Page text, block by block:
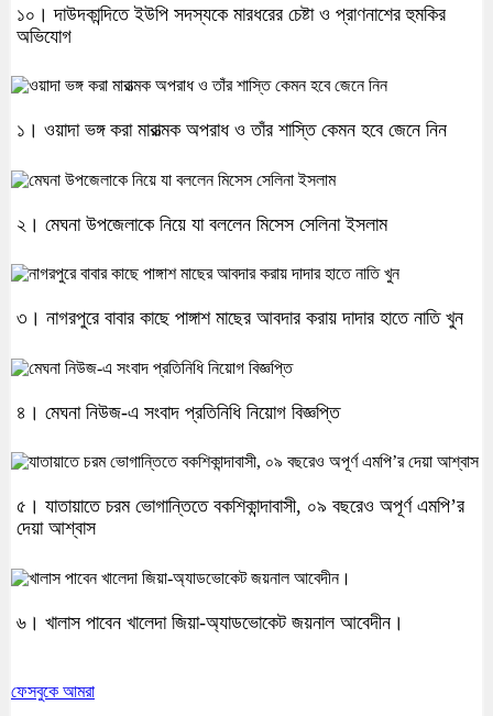
১০। দাউদকান্দিতে ইউপি সদস্যকে মারধরের চেষ্টা ও প্রাণনাশের হুমকির
অভিযোগ
১। ওয়াদা ভঙ্গ করা মারাত্মক অপরাধ ও তাঁর শাস্তি কেমন হবে জেনে নিন
২। মেঘনা উপজেলাকে নিয়ে যা বললেন মিসেস সেলিনা ইসলাম
৩। নাগরপুরে বাবার কাছে পাঙ্গাশ মাছের আবদার করায় দাদার হাতে নাতি খুন
৪। মেঘনা নিউজ-এ সংবাদ প্রতিনিধি নিয়োগ বিজ্ঞপ্তি
৫। যাতায়াতে চরম ভোগান্তিতে বকশিকান্দাবাসী, ০৯ বছরেও অপূর্ণ এমপি’র
দেয়া আশ্বাস
৬। খালাস পাবেন খালেদা জিয়া-অ্যাডভোকেট জয়নাল আবেদীন।
ফেসবুকে আমরা